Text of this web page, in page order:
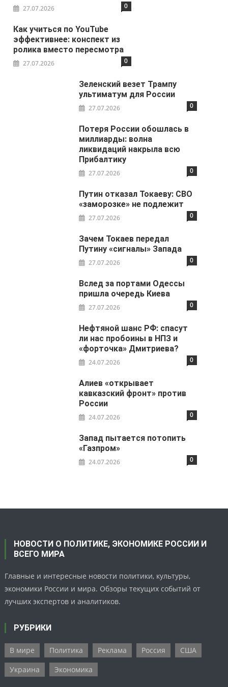
27.07.2026 0
Как учиться по YouTube
эффективнее: конспект из
ролика вместо пересмотра
27.07.2026 0
Зеленский везет Трампу
ультиматум для России
27.07.2026 0
Потеря России обошлась в
миллиарды: волна
ликвидаций накрыла всю
Прибалтику
27.07.2026 0
Путин отказал Токаеву: СВО
«заморозке» не подлежит
27.07.2026 0
Зачем Токаев передал
Путину «сигналы» Запада
27.07.2026 0
Вслед за портами Одессы
пришла очередь Киева
27.07.2026 0
Нефтяной шанс РФ: спасут
ли нас пробоины в НПЗ и
«форточка» Дмитриева?
24.07.2026 0
Алиев «открывает
кавказский фронт» против
России
24.07.2026 0
Запад пытается потопить
«Газпром»
24.07.2026 0
НОВОСТИ О ПОЛИТИКЕ, ЭКОНОМИКЕ РОССИИ И
ВСЕГО МИРА
Главные и интересные новости политики, культуры,
экономики России и мира. Обзоры текущих событий от
лучших экспертов и аналитиков.
РУБРИКИ
В мире Политика Реклама Россия
США
Украина
Экономика